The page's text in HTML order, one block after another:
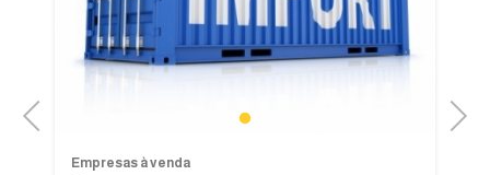
Previous 1
Empresas à venda
Next